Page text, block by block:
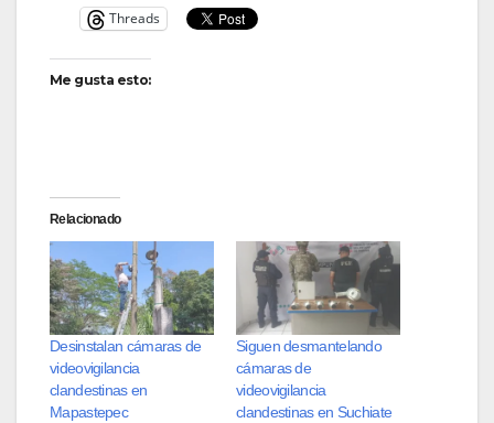
Threads
Me gusta esto:
Relacionado
Desinstalan cámaras de
videovigilancia
clandestinas en
Mapastepec
Siguen desmantelando
cámaras de
videovigilancia
clandestinas en Suchiate